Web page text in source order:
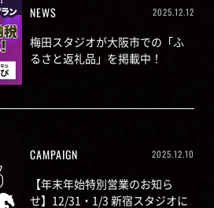
NEWS 2025.12.12
梅田スタジオが大阪市での「ふ
るさと返礼品」を掲載中！
CAMPAIGN 2025.12.10
【年末年始特別営業のお知ら
せ】12/31・1/3 新宿スタジオに